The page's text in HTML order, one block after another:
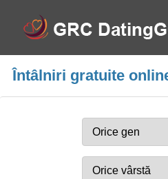
Întâlniri gratuite